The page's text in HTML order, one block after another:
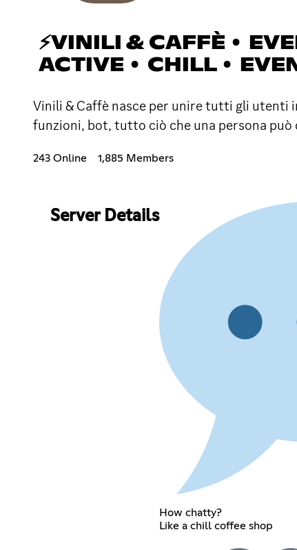
⚡VINILI & CAFFÈ •
ACTIVE • CHILL •
Vinili & Caffè nasce per unire tutti gli utenti
funzioni, bot, tutto ciò che una persona può
243 Online 1,885 Members
Server Details
How chatty?
Like a chill coffee shop